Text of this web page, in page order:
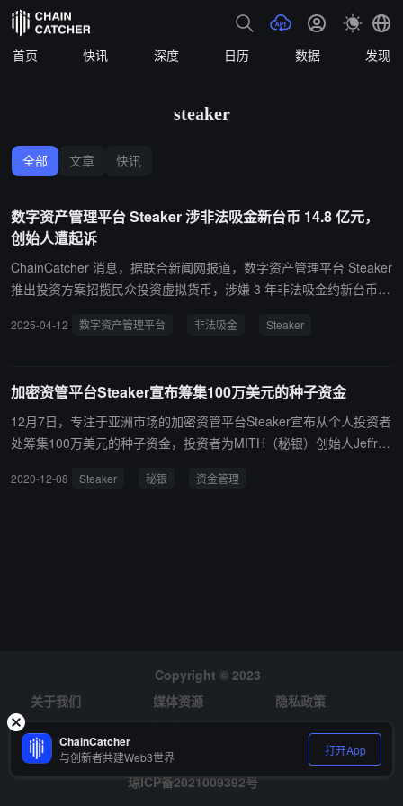
首页 快讯 深度 日历 数据 发现
steaker
全部 文章 快讯
数字资产管理平台 Steaker 涉非法吸金新台币 14.8 亿元，
创始人遭起诉
ChainCatcher 消息，据联合新闻网报道，数字资产管理平台 Steaker
推出投资方案招揽民众投资虚拟货币，涉嫌 3 年非法吸金约新台币 1
teaker 发出声明澄清从未有任何违法行为，对于检方起诉深感失望，
2025-04-12 数字资产管理平台 非法吸金 Steaker
加密资管平台Steaker宣布筹集100万美元的种子资金
12月7日，专注于亚洲市场的加密资管平台Steaker宣布从个人投资者
处筹集100万美元的种子资金，投资者为MITH（秘银）创始人Jeffrey
创立，其管理的资产已超过5000万美元。与高资产净值人士的资产管
2020-12-08 Steaker 秘银 资金管理
Copyright © 2023
关于我们
媒体资源
隐私政策
风险提示
招聘
琼ICP备2021009392号
ChainCatcher
与创新者共建Web3世界 打开App